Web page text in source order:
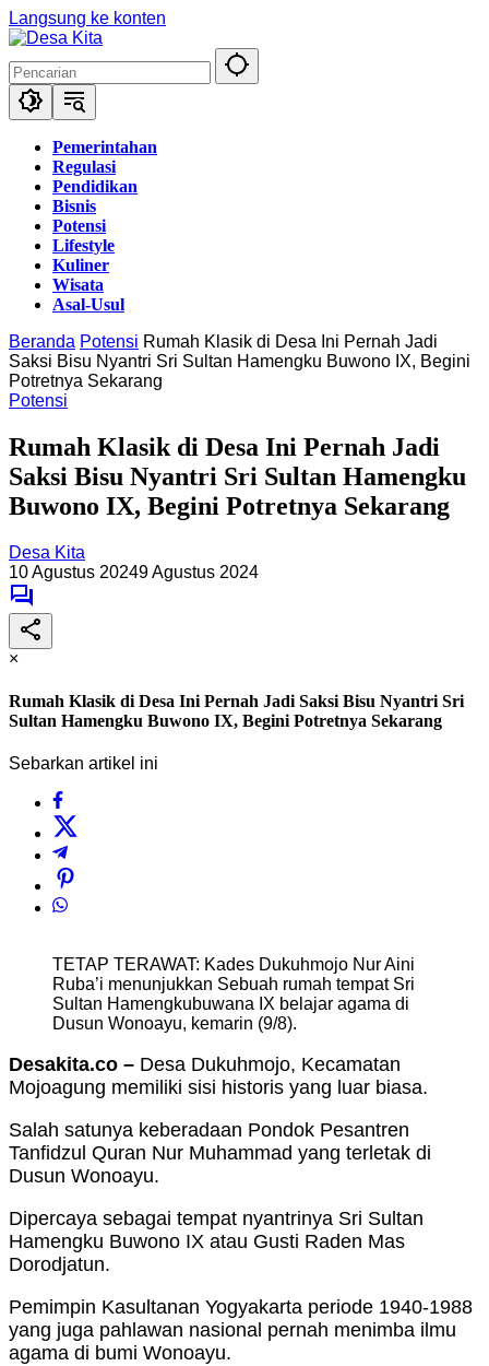
Langsung ke konten
Pemerintahan
Regulasi
Pendidikan
Bisnis
Potensi
Lifestyle
Kuliner
Wisata
Asal-Usul
Beranda Potensi Rumah Klasik di Desa Ini Pernah Jadi
Saksi Bisu Nyantri Sri Sultan Hamengku Buwono IX, Begini
Potretnya Sekarang
Potensi
Rumah Klasik di Desa Ini Pernah Jadi
Saksi Bisu Nyantri Sri Sultan Hamengku
Buwono IX, Begini Potretnya Sekarang
Desa Kita
10 Agustus 20249 Agustus 2024
×
Rumah Klasik di Desa Ini Pernah Jadi Saksi Bisu Nyantri Sri
Sultan Hamengku Buwono IX, Begini Potretnya Sekarang
Sebarkan artikel ini
TETAP TERAWAT: Kades Dukuhmojo Nur Aini
Ruba’i menunjukkan Sebuah rumah tempat Sri
Sultan Hamengkubuwana IX belajar agama di
Dusun Wonoayu, kemarin (9/8).
Desakita.co – Desa Dukuhmojo, Kecamatan
Mojoagung memiliki sisi historis yang luar biasa.
Salah satunya keberadaan Pondok Pesantren
Tanfidzul Quran Nur Muhammad yang terletak di
Dusun Wonoayu.
Dipercaya sebagai tempat nyantrinya Sri Sultan
Hamengku Buwono IX atau Gusti Raden Mas
Dorodjatun.
Pemimpin Kasultanan Yogyakarta periode 1940-1988
yang juga pahlawan nasional pernah menimba ilmu
agama di bumi Wonoayu.